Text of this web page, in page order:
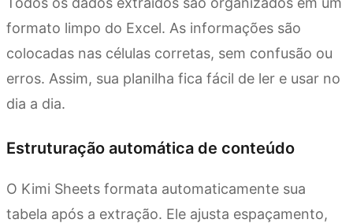
formato limpo do Excel. As informações são
colocadas nas células corretas, sem confusão ou
erros. Assim, sua planilha fica fácil de ler e usar no
dia a dia.
Estruturação automática de conteúdo
O Kimi Sheets formata automaticamente sua
tabela após a extração. Ele ajusta espaçamento,